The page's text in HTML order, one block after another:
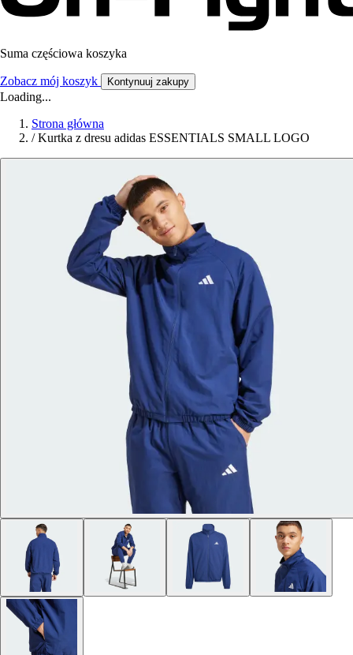
Suma częściowa koszyka
Zobacz mój koszyk Kontynuuj zakupy
Loading...
Strona główna
/ Kurtka z dresu adidas ESSENTIALS SMALL LOGO